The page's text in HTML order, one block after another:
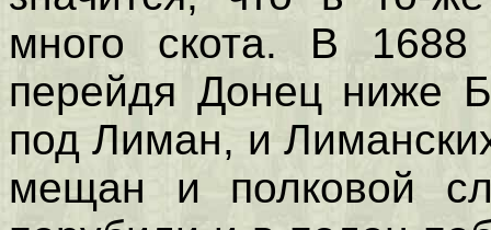
много скота. В 1688
перейдя Донец ниже
под Лиман, и
мещан и полковой